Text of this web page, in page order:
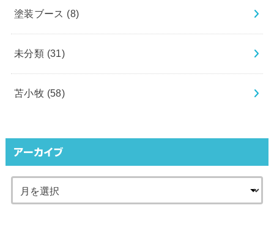
塗装ブース (8)
未分類 (31)
苫小牧 (58)
アーカイブ